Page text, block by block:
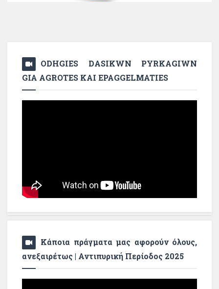
ODHGIES DASIKWN PYRKAGIWN
GIA AGROTES KAI EPAGGELMATIES
Κάποια πράγματα μας αφορούν όλους,
ανεξαιρέτως | Αντιπυρική Περίοδος 2025